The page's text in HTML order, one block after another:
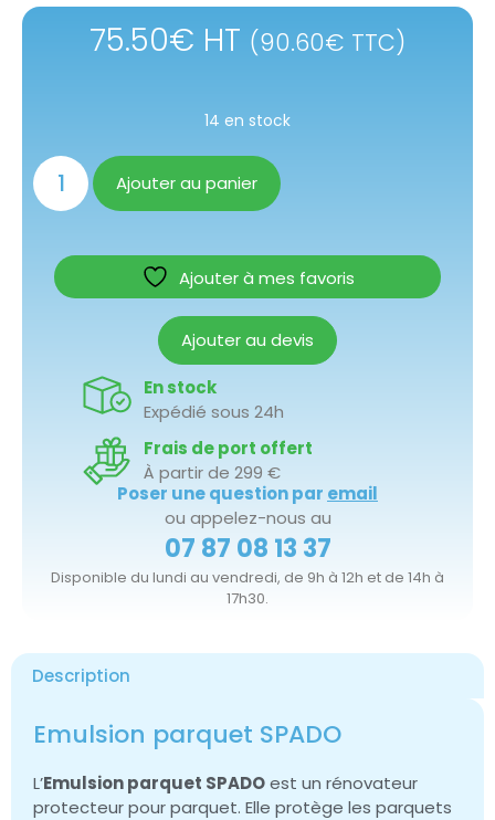
75.50€ HT (90.60€ TTC)
14 en stock
Ajouter au panier
Ajouter à mes favoris
Ajouter au devis
En stock
Expédié sous 24h
Frais de port offert
À partir de 299 €
Poser une question par email
ou appelez-nous au
07 87 08 13 37
Disponible du lundi au vendredi, de 9h à 12h et de 14h à
17h30.
Description
Emulsion parquet SPADO
L’Emulsion parquet SPADOest un rénovateur
protecteur pour parquet. Elle protège les parquets